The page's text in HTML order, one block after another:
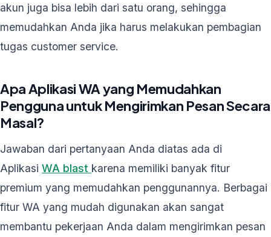
akun juga bisa lebih dari satu orang, sehingga
memudahkan Anda jika harus melakukan pembagian
tugas customer service.
Apa Aplikasi WA yang Memudahkan
Pengguna untuk Mengirimkan Pesan Secara
Masal?
Jawaban dari pertanyaan Anda diatas ada di
Aplikasi WA blast karena memiliki banyak fitur
premium yang memudahkan penggunannya. Berbagai
fitur WA yang mudah digunakan akan sangat
membantu pekerjaan Anda dalam mengirimkan pesan